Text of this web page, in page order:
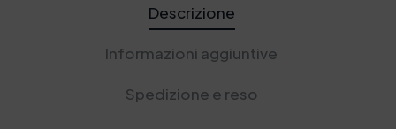
Descrizione
Informazioni aggiuntive
Spedizione e reso